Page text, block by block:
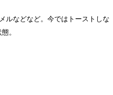
ルなどなど。今ではトーストしな
。